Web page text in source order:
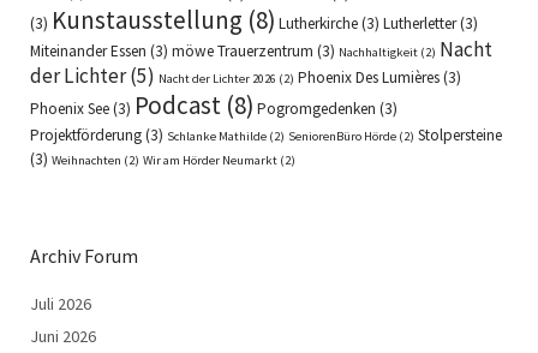
(3) Kunstausstellung (8) Lutherkirche(3) Lutherletter(3)
Miteinander Essen (3) möwe Trauerzentrum (3) Nachhaltigkeit (2) Nacht
der Lichter(5) Nacht der Lichter 2026 (2) Phoenix Des Lumières(3)
Phoenix See(3) Podcast (8) Pogromgedenken (3)
Projektförderung(3) Schlanke Mathilde (2) SeniorenBüro Hörde (2) Stolpersteine
(3) Weihnachten (2) Wir am Hörder Neumarkt (2)
Archiv Forum
Juli 2026
Juni 2026